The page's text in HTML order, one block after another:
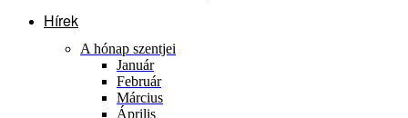
Hírek
A hónap szentjei
Január
Február
Március
Április